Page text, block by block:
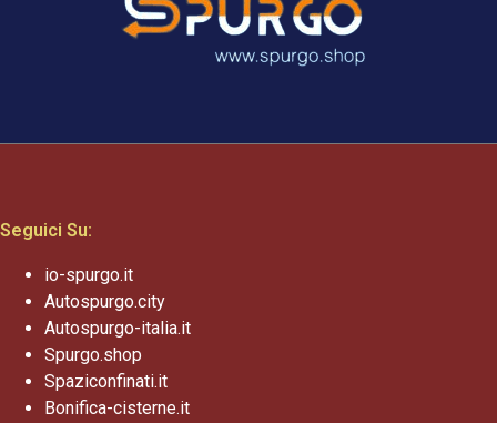
Seguici Su:
io-spurgo.it
Autospurgo.city
Autospurgo-italia.it
Spurgo.shop
Spaziconfinati.it
Bonifica-cisterne.it